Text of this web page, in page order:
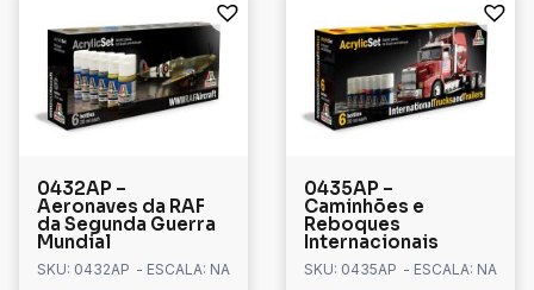
0432AP –
Aeronaves da RAF
da Segunda Guerra
Mundial
SKU: 0432AP - ESCALA: NA
0435AP –
Caminhões e
Reboques
Internacionais
SKU: 0435AP - ESCALA: NA